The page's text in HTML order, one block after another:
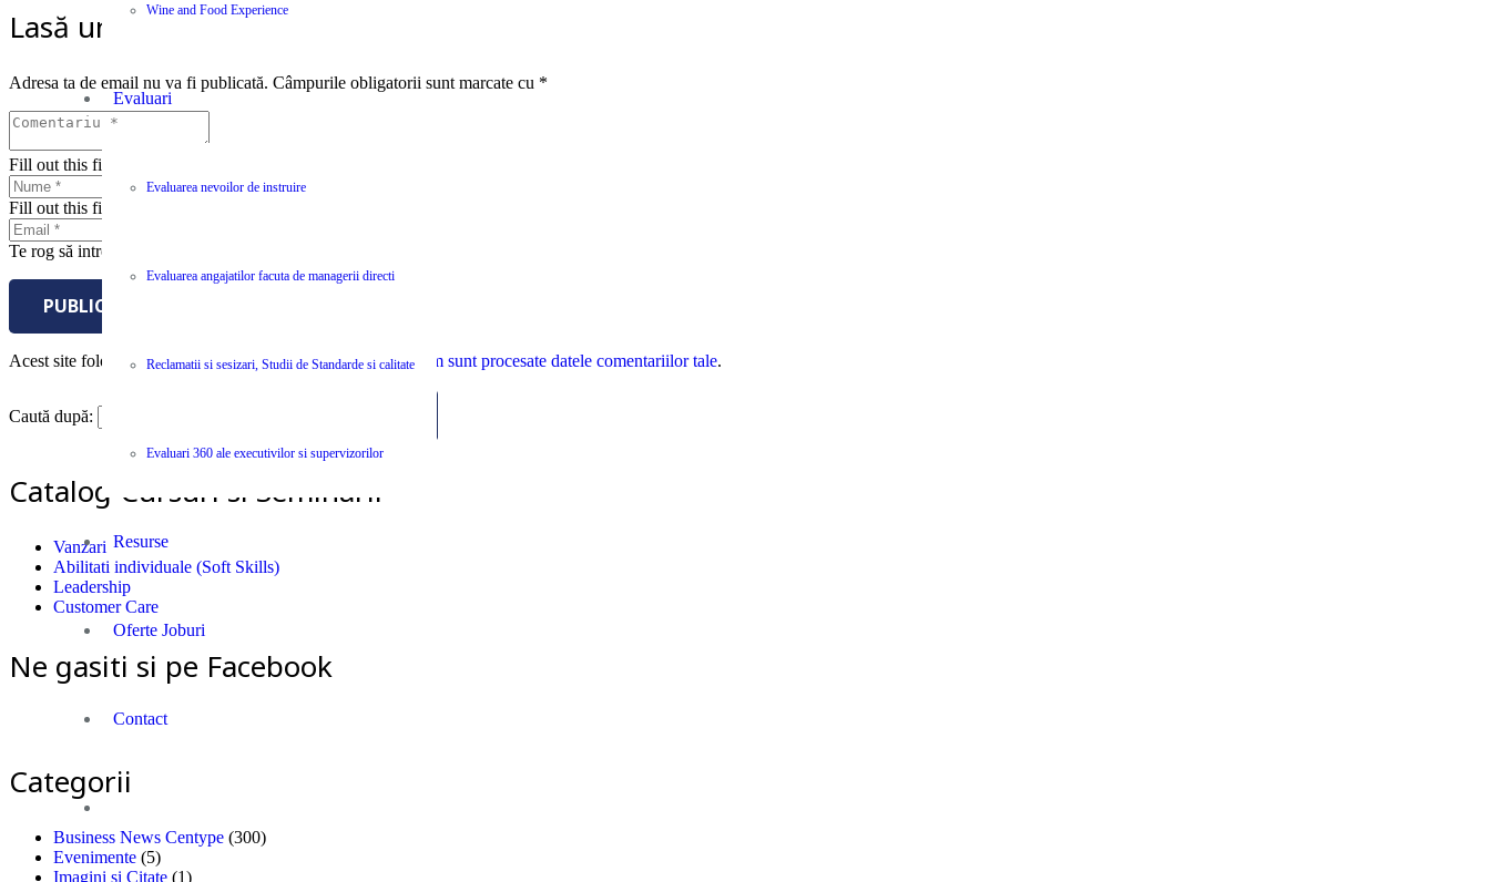
Wine and Food Experience
Evaluari
Evaluarea nevoilor de instruire
Evaluarea angajatilor facuta de managerii directi
Reclamatii si sesizari, Studii de Standarde si calitate
Evaluari 360 ale executivilor si supervizorilor
Resurse
Oferte Joburi
Contact
Lasă un răspuns
Adresa ta de email nu va fi publicată. Câmpurile obligatorii sunt marcate cu *
Fill out this field
Fill out this field
Te rog să introduci o adresă de email validă.
PUBLICĂ COMENTARIUL
Acest site folosește Akismet pentru a reduce spamul.Află cum sunt procesate datele comentariilor tale.
Caută după:
Catalog Cursuri si Seminarii
Vanzari
Abilitati individuale (Soft Skills)
Leadership
Customer Care
Ne gasiti si pe Facebook
Categorii
Business News Centype (300)
Evenimente (5)
Imagini si Citate (1)